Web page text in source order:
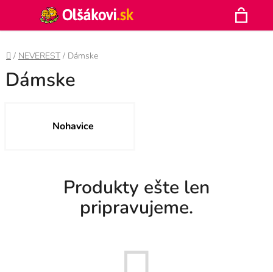
obsah
Hľadať
Domov
/ NEVEREST / Dámske
Dámske
Nohavice
Produkty ešte len
pripravujeme.